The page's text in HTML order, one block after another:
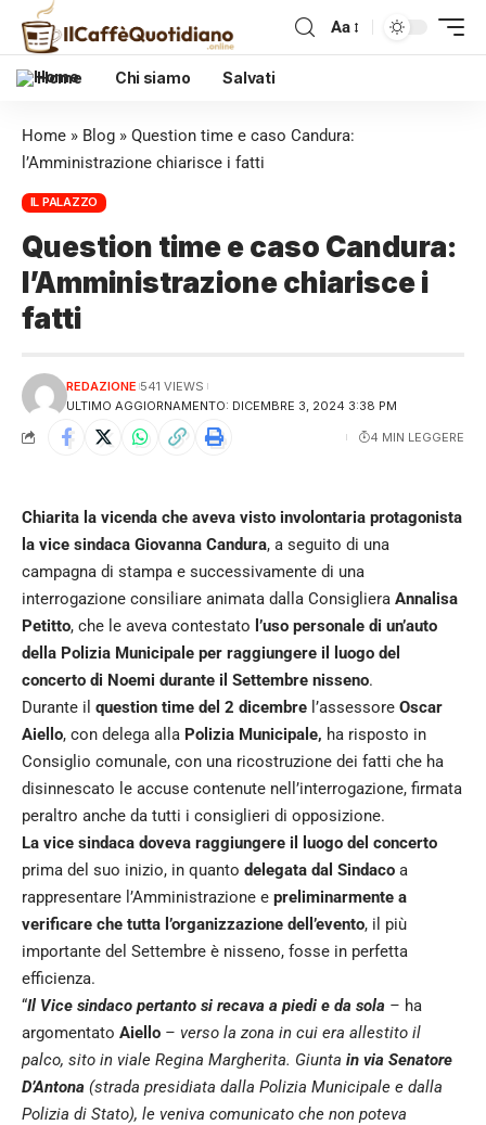
Aa
Home Chi siamo Salvati
Home » Blog » Question time e caso Candura:
l’Amministrazione chiarisce i fatti
IL PALAZZO
Question time e caso Candura:
l’Amministrazione chiarisce i
fatti
ULTIMO AGGIORNAMENTO: DICEMBRE 3, 2024 3:38 PM
REDAZIONE 541 VIEWS
4 MIN LEGGERE
Chiarita la vicenda che aveva visto involontaria protagonista
la vice sindaca Giovanna Candura, a seguito di una
campagna di stampa e successivamente di una
interrogazione consiliare animata dalla Consigliera Annalisa
Petitto, che le aveva contestato l’uso personale di un’auto
della Polizia Municipale per raggiungere il luogo del
concerto di Noemi durante il Settembre nisseno.
Durante il question time del 2 dicembre l’assessore Oscar
Aiello, con delega alla Polizia Municipale, ha risposto in
Consiglio comunale, con una ricostruzione dei fatti che ha
disinnescato le accuse contenute nell’interrogazione, firmata
peraltro anche da tutti i consiglieri di opposizione.
La vice sindaca doveva raggiungere il luogo del concerto
prima del suo inizio, in quanto delegata dal Sindaco a
rappresentare l’Amministrazione e preliminarmente a
verificare che tutta l’organizzazione dell’evento, il più
importante del Settembre è nisseno, fosse in perfetta
efficienza.
“Il Vice sindaco pertanto si recava a piedi e da sola – ha
argomentato Aiello – verso la zona in cui era allestito il
palco, sito in viale Regina Margherita. Giunta in via Senatore
D’Antona (strada presidiata dalla Polizia Municipale e dalla
Polizia di Stato), le veniva comunicato che non poteva